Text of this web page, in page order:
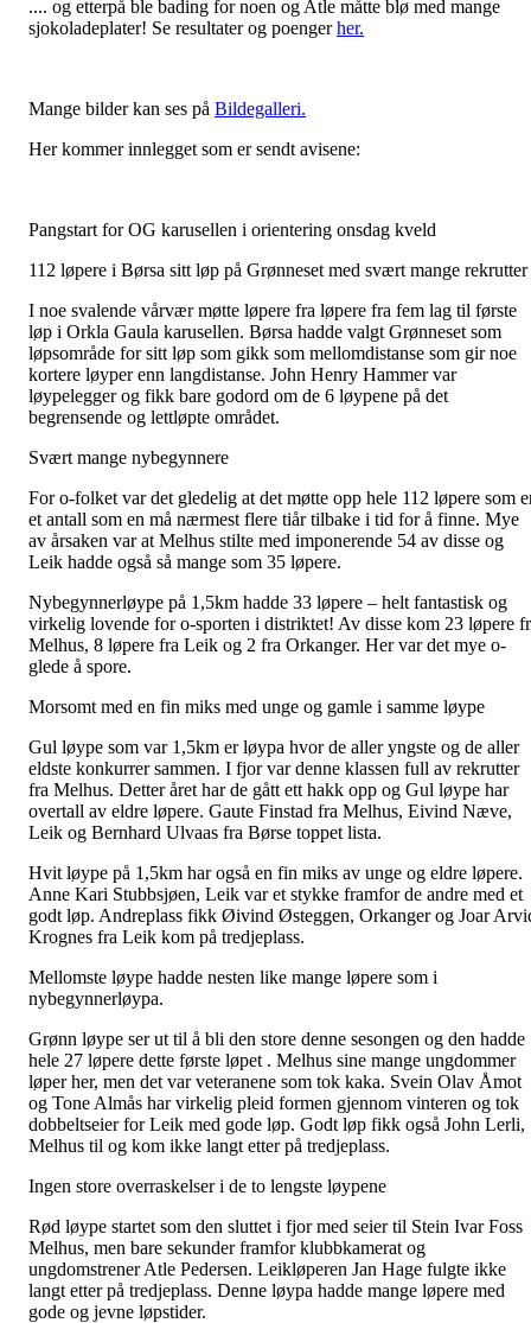
.... og etterpå ble bading for noen og Atle måtte blø med mange
sjokoladeplater! Se resultater og poengerher.
Mange bilder kan ses på Bildegalleri.
Her kommer innlegget som er sendt avisene:
Pangstart for OG karusellen i orientering onsdag kveld
112 løpere i Børsa sitt løp på Grønneset med svært mange rekrutter
I noe svalende vårvær møtte løpere fra løpere fra fem lag til første
løp i Orkla Gaula karusellen. Børsa hadde valgt Grønneset som
løpsområde for sitt løp som gikk som mellomdistanse som gir noe
kortere løyper enn langdistanse. John Henry Hammer var
løypelegger og fikk bare godord om de 6 løypene på det
begrensende og lettløpte området.
Svært mange nybegynnere
For o-folket var det gledelig at det møtte opp hele 112 løpere som
et antall som en må nærmest flere tiår tilbake i tid for å finne. Mye
av årsaken var at Melhus stilte med imponerende 54 av disse og
Leik hadde også så mange som 35 løpere.
Nybegynnerløype på 1,5km hadde 33 løpere – helt fantastisk og
virkelig lovende for o-sporten i distriktet! Av disse kom 23 løpere
Melhus, 8 løpere fra Leik og 2 fra Orkanger. Her var det mye o-
glede å spore.
Morsomt med en fin miks med unge og gamle i samme løype
Gul løype som var 1,5km er løypa hvor de aller yngste og de aller
eldste konkurrer sammen. I fjor var denne klassen full av rekrutter
fra Melhus. Detter året har de gått ett hakk opp og Gul løype har
overtall av eldre løpere. Gaute Finstad fra Melhus, Eivind Næve,
Leik og Bernhard Ulvaas fra Børse toppet lista.
Hvit løype på 1,5km har også en fin miks av unge og eldre løpere.
Anne Kari Stubbsjøen, Leik var et stykke framfor de andre med et
godt løp. Andreplass fikk Øivind Østeggen, Orkanger og Joar
Krognes fra Leik kom på tredjeplass.
Mellomste løype hadde nesten like mange løpere som i
nybegynnerløypa.
Grønn løype ser ut til å bli den store denne sesongen og den hadde
hele 27 løpere dette første løpet . Melhus sine mange ungdommer
løper her, men det var veteranene som tok kaka. Svein Olav Åmot
og Tone Almås har virkelig pleid formen gjennom vinteren og tok
dobbeltseier for Leik med gode løp. Godt løp fikk også John Lerli,
Melhus til og kom ikke langt etter på tredjeplass.
Ingen store overraskelser i de to lengste løypene
Rød løype startet som den sluttet i fjor med seier til Stein Ivar Foss
Melhus, men bare sekunder framfor klubbkamerat og
ungdomstrener Atle Pedersen. Leikløperen Jan Hage fulgte ikke
langt etter på tredjeplass. Denne løypa hadde mange løpere med
gode og jevne løpstider.